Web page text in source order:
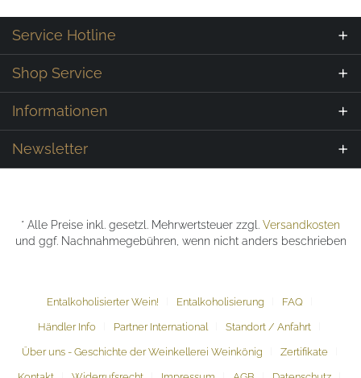
Service Hotline
Shop Service
Informationen
Newsletter
* Alle Preise inkl. gesetzl. Mehrwertsteuer zzgl. Versandkosten
und ggf. Nachnahmegebühren, wenn nicht anders beschrieben
Entalkoholisierter Wein! Entalkoholisierung FAQ
Händler Info Partner International Standort / Anfahrt
Über uns - Geschichte der Weinkellerei Weinkönig Zertifikate